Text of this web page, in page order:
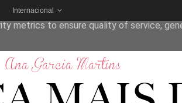
Internacional
to analyze traffic. Your IP address and
metrics to ensure quality of service,